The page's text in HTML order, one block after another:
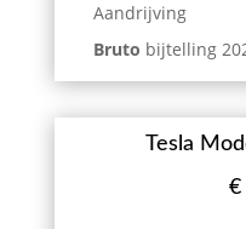
Aandrijving
Bruto bijtelling
Tesla
€